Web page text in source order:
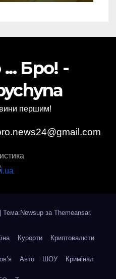
Бро! -
першим!
Тема:Newsup за Themeansar.
Курорти Криптовалюти
Авто ШОУ Кримінал